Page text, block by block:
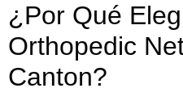
¿Por Qué
Orthopedic
Canton?